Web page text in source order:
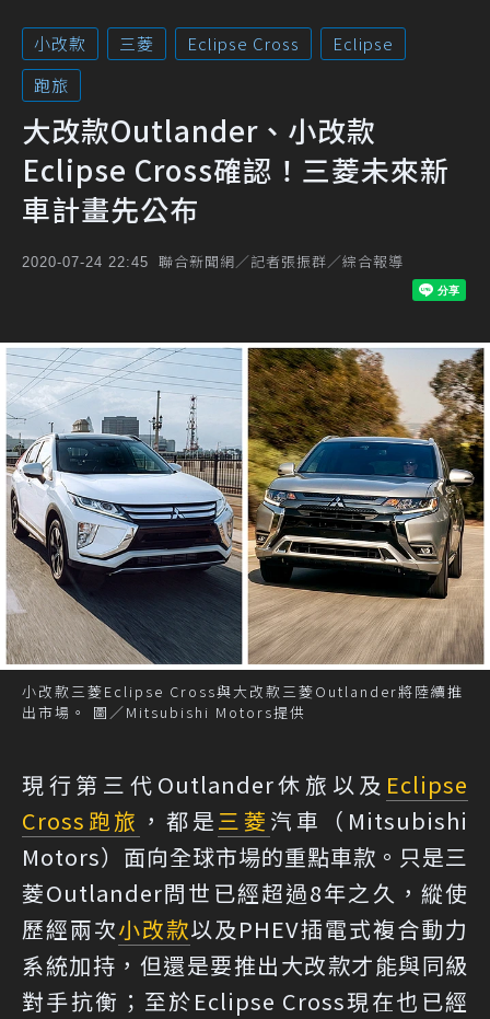
小改款 三菱 Eclipse Cross
Eclipse
跑旅
大改款Outlander、小改款
Eclipse Cross確認！三菱未來新
車計畫先公布
2020-07-24 22:45 聯合新聞網／記者張振群／綜合報導
小改款三菱Eclipse Cross與大改款三菱Outlander將陸續推
出市場。 圖／Mitsubishi Motors提供
現行第三代Outlander休旅以及 Eclipse
Cross 跑旅 ，都是三菱 汽車（Mitsubishi
Motors）面向全球市場的重點車款。只是三
菱Outlander問世已經超過8年之久，縱使
歷經兩次小改款以及PHEV插電式複合動力
系統加持，但還是要推出大改款才能與同級
對手抗衡；至於Eclipse Cross現在也已經